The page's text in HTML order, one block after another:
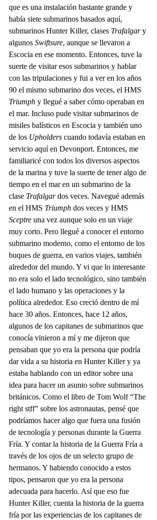
que es una instalación bastante grande y
había siete submarinos basados aquí,
submarinos Hunter Killer, clases Trafalgar y
algunos Swiftsure, aunque se llevaron a
Escocia en ese momento. Entonces, tuve la
suerte de visitar esos submarinos y hablar
con las tripulaciones y fui a ver en los años
90 el mismo submarino dos veces, el HMS
Triumph y llegué a saber cómo operaban en
el mar. Incluso pude visitar submarinos de
misiles balísticos en Escocia y también uno
de los Upholders cuando todavía estaban en
servicio aquí en Devonport. Entonces, me
familiaricé con todos los diversos aspectos
de la marina y tuve la suerte de tener algo de
tiempo en el mar en un submarino de la
clase Trafalgar dos veces. Navegué además
en el HMS Triumph dos veces y HMS
Sceptre una vez aunque solo en un viaje
muy corto. Pero llegué a conocer el entorno
submarino moderno, como el entorno de los
buques de guerra, en varios viajes, también
alrededor del mundo. Y vi que lo interesante
no era solo el lado tecnológico, sino también
el lado humano y las operaciones y la
política alrededor. Eso creció dentro de mí
hace 30 años. Entonces, hace 12 años,
algunos de los capitanes de submarinos que
conocía vinieron a mí y me dijeron que
pensaban que yo era la persona que podría
dar vida a su historia en Hunter Killer y ya
estaba hablando con un editor sobre una
idea para hacer un asunto sobre submarinos
británicos. Como el libro de Tom Wolf “The
right stff” sobre los astronautas, pensé que
podríamos hacer algo que fuera una fusión
de tecnología y personas durante la Guerra
Fría. Y contar la historia de la Guerra Fría a
través de los ojos de un selecto grupo de
hermanos. Y habiendo conocido a estos
tipos, pensaron que yo era la persona
adecuada para hacerlo. Así que eso fue
Hunter Killer, cuenta la historia de la guerra
fría por las experiencias de los capitanes de